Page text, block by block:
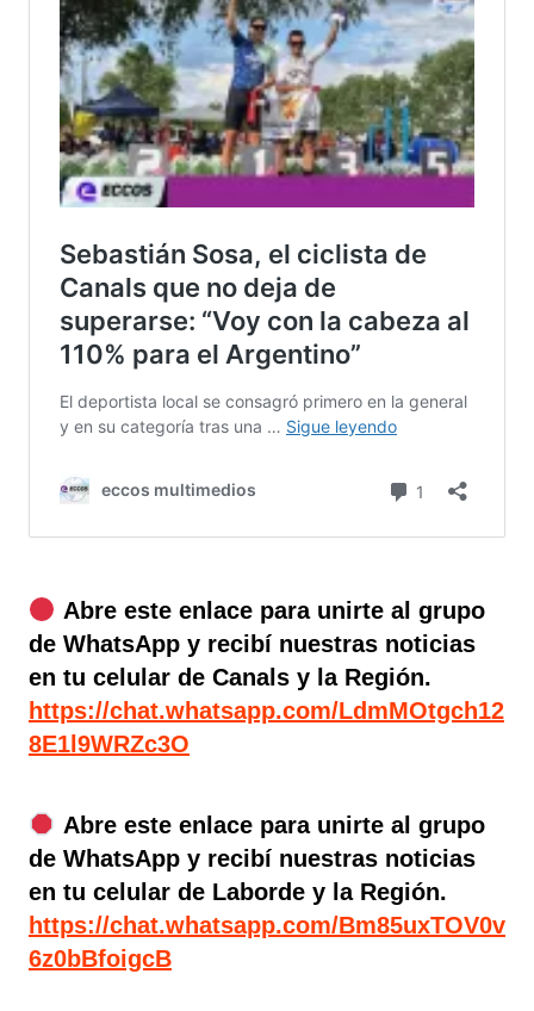
Abre este enlace para unirte al grupo
de WhatsApp y recibí nuestras noticias
en tu celular de Canals y la Región.
https://chat.whatsapp.com/LdmMOtgch12
8E1l9WRZc3O
Abre este enlace para unirte al grupo
de WhatsApp y recibí nuestras noticias
en tu celular de Laborde y la Región.
https://chat.whatsapp.com/Bm85uxTOV0v
6z0bBfoigcB